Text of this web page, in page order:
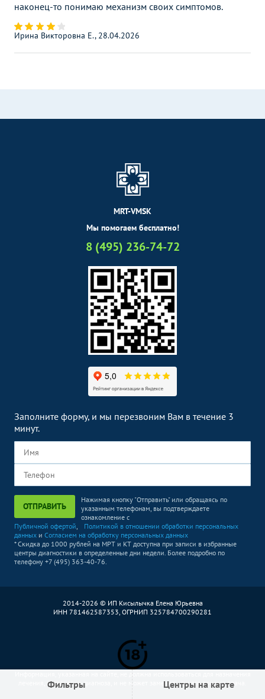
Фильтры Центры на карте
наконец-то понимаю механизм своих симптомов.
Ирина Викторовна Е., 28.04.2026
MRT-VMSK
Мы помогаем бесплатно!
8 (495) 236-74-72
Заполните форму, и мы перезвоним Вам в течение 3
минут.
ОТПРАВИТЬ
Нажимая кнопку "Отправить" или обращаясь по
указанным телефонам, вы подтверждаете
ознакомление с
Публичной офертой,
Политикой в отношении обработки персональных
данных и Согласием на обработку персональных данных
* Скидка до 1000 рублей на МРТ и КТ доступна при записи в избранные
центры диагностики в определенные дни недели. Более подробно по
телефону +7 (495) 363-40-76.
2014-2026 © ИП Кисылычка Елена Юрьевна
ИНН 781462587353, ОГРНИП 325784700290281
Информация, указанная на сайте, не должна использоваться для назначения
лечения, постановки диагноза, и не может заменить очного приема врача.